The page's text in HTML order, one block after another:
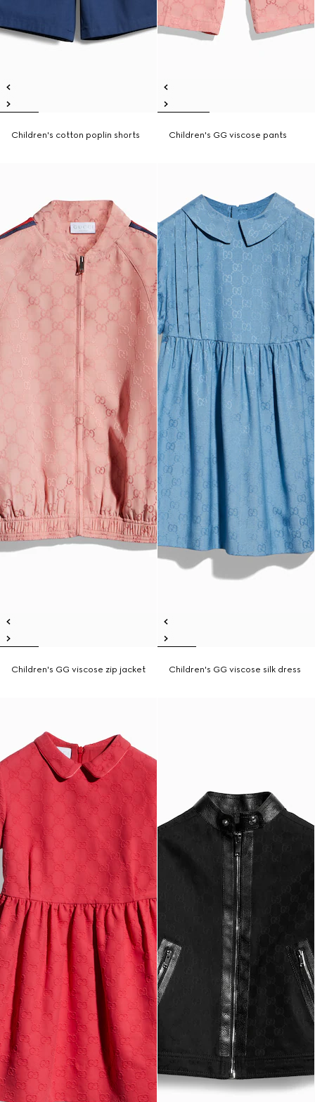
Children's cotton poplin shorts Children's GG viscose pants
Children's GG viscose zip jacket Children's GG viscose silk dress